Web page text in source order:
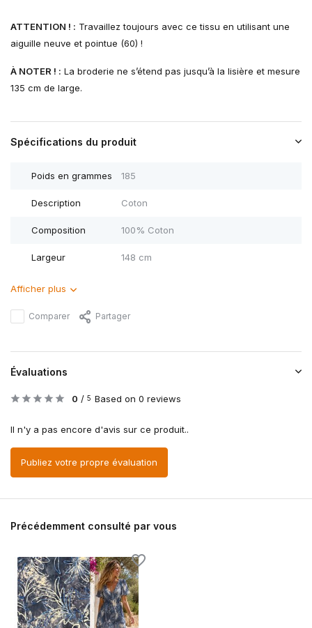
ATTENTION ! : Travaillez toujours avec ce tissu en utilisant une
aiguille neuve et pointue (60) !
À NOTER ! : La broderie ne s’étend pas jusqu’à la lisière et mesure
135 cm de large.
Spécifications du produit
Poids en grammes 185
Description Coton
Composition 100% Coton
Largeur 148 cm
Afficher plus
Comparer Partager
Évaluations
0 / 5 Based on 0 reviews
Il n'y a pas encore d'avis sur ce produit..
Publiez votre propre évaluation
Précédemment consulté par vous